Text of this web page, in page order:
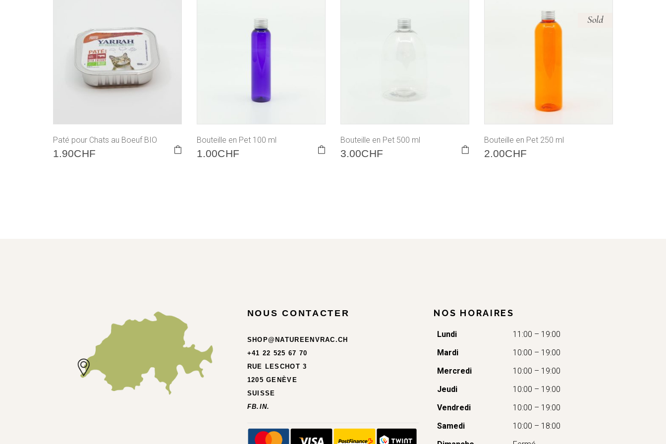
Paté pour Chats au Boeuf BIO
1.90CHF
Bouteille en Pet 100 ml
1.00CHF
Bouteille en Pet 500 ml
3.00CHF
Sold
Bouteille en Pet 250 ml
2.00CHF
NOUS CONTACTER
SHOP@NATUREENVRAC.CH
+41 22 525 67 70
RUE LESCHOT 3
1205 GENÈVE
SUISSE
FB. IN.
NOS HORAIRES
Lundi
11:00 – 19:00
Mardi
10:00 – 19:00
Mercredi
10:00 – 19:00
Jeudi
10:00 – 19:00
Vendredi
10:00 – 19:00
Samedi
10:00 – 18:00